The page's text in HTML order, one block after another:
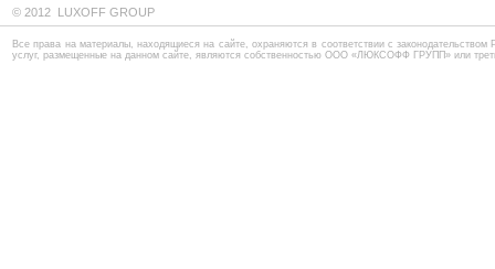
© 2012 LUXOFF GROUP
Все права на материалы, находящиеся на сайте, охраняются в соответствии с
услуг, размещенные на данном сайте, являются собственностью ООО «ЛЮКСОФФ ГРУПП» или